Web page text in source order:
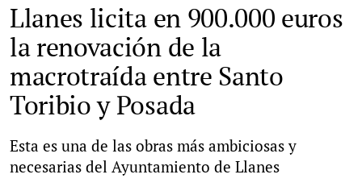
Llanes licita en 900.000 euros
la renovación de la
macrotraída entre Santo
Toribio y Posada
Esta es una de las obras más ambiciosas y
necesarias del Ayuntamiento de Llanes